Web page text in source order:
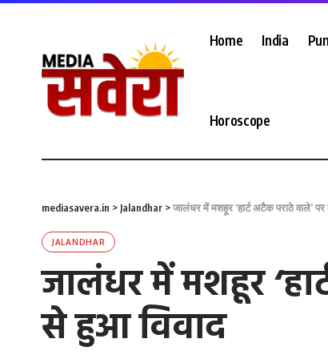
Home India
Horoscope
mediasavera.in > Jalandhar >जालंधर में मशहूर ‘हार्ट अटैक पराठे वाले’
JALANDHAR
जालंधर में मशहूर
से हुआ विवाद